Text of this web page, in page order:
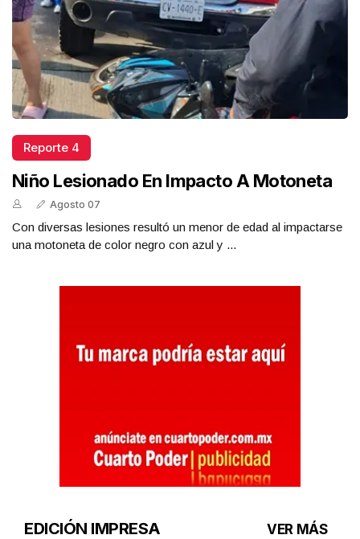
Reporte 4
Niño Lesionado En Impacto A Motoneta
Agosto 07
Con diversas lesiones resultó un menor de edad al impactarse
una motoneta de color negro con azul y ...
EDICIÓN IMPRESA VER MÁS